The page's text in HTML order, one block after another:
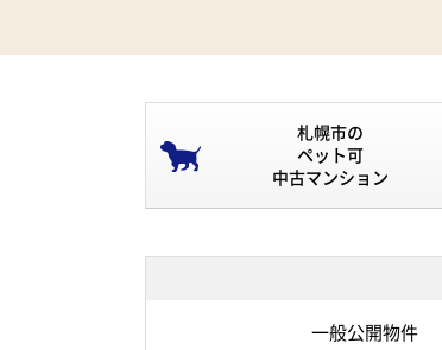
札幌市の
ペット可
中古マンション
一般公開物件